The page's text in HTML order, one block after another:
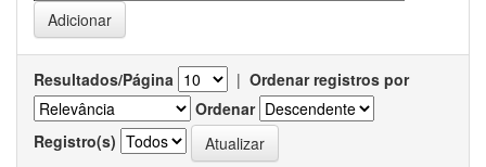
Resultados/Página | Ordenar registros por
Ordenar
Registro(s)